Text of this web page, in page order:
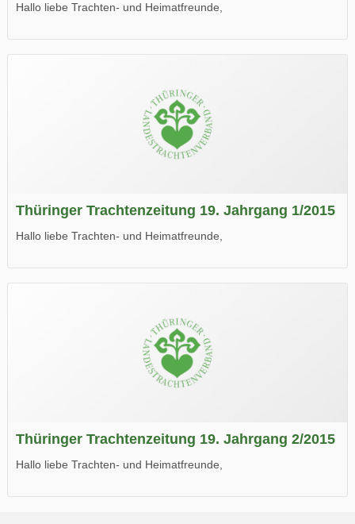
Hallo liebe Trachten- und Heimatfreunde,
Wir wünschen Euch viel Spaß beim Lesen.
Thüringer Trachtenzeitung 19. Jahrgang 1/2015
Hallo liebe Trachten- und Heimatfreunde,
Wir wünschen Euch viel Spaß beim Lesen.
Thüringer Trachtenzeitung 19. Jahrgang 2/2015
Hallo liebe Trachten- und Heimatfreunde,